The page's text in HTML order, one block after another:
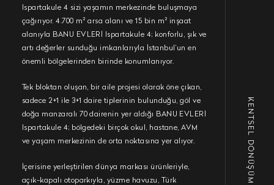
KENTSEL DÖNÜŞÜM
Ispartakule 4 sizi yaşamın merkezinde buluşmaya
çağırıyor. 4.700 m² arsa alanı ve 15 bin m² inşaat
alanıyla BANU EVLERİ Ispartakule 4; konforlu, şık ve
artı değerler sunduğu imkanlarıyla İstanbul’un en
önemli bölgelerinden birinde konumlanıyor.
Tek bloktan oluşan, bir aile projesi olarak öne çıkan,
sadece 2+1 ile 3+1 daire tiplerinin bulunduğu, göl ve
doğa manzaralı 70 dairenin yer aldığı BANU EVLERİ
Ispartakule 4; bölgedeki birçok okul, hastane, AVM
ve yaşam merkezinin de orta noktasına yer alıyor.
İçerisine yerleştirilen dünya markası ürünleriyle,
açık-kapalı otoparkıyla, yüzme havuzu, Türk